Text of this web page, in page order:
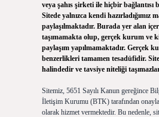
veya şahıs şirketi ile hiçbir bağlantısı
Sitede yalnızca kendi hazırladığımız
paylaşılmaktadır. Burada yer alan
taşımamakta olup, gerçek kurum ve
paylaşım yapılmamaktadır. Gerçek
benzerlikleri tamamen tesadüfidir.
halindedir ve tavsiye niteliği
Sitemiz, 5651 Sayılı Kanun gereğince
İletişim Kurumu (BTK) tarafından
olarak hizmet vermektedir. Bu nedenle,